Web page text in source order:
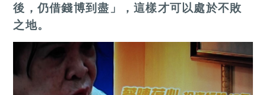
後，仍借錢博到盡」，這樣才可以處於不敗
之地。